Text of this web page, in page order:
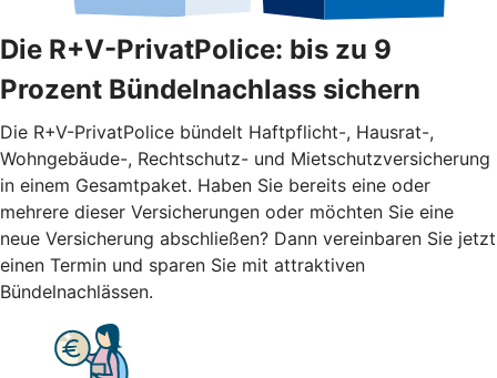
Die R+V-PrivatPolice: bis zu 9
Prozent Bündelnachlass sichern
Die R+V-PrivatPolice bündelt Haftpflicht-, Hausrat-,
Wohngebäude-, Rechtschutz- und Mietschutzversicherung
in einem Gesamtpaket. Haben Sie bereits eine oder
mehrere dieser Versicherungen oder möchten Sie eine
neue Versicherung abschließen? Dann vereinbaren Sie jetzt
einen Termin und sparen Sie mit attraktiven
Bündelnachlässen.